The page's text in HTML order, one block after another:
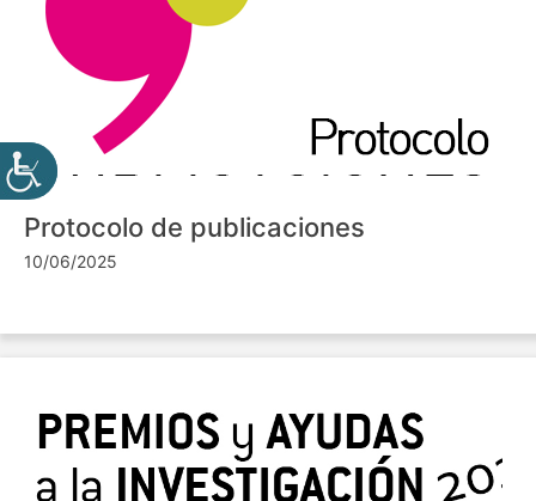
Protocolo de publicaciones
10/06/2025